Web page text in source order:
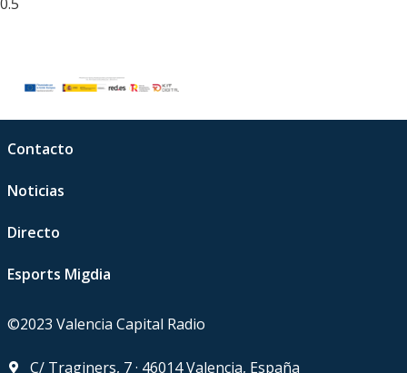
Contacto
Noticias
Directo
Esports Migdia
©2023 Valencia Capital Radio
C/ Traginers, 7 · 46014 Valencia, España